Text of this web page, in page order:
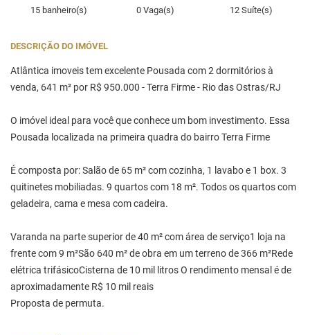
15 banheiro(s) 0 Vaga(s) 12 Suíte(s)
DESCRIÇÃO DO IMÓVEL
Atlântica imoveis tem excelente Pousada com 2 dormitórios à
venda, 641 m² por R$ 950.000 - Terra Firme - Rio das Ostras/RJ
O imóvel ideal para você que conhece um bom investimento. Essa
Pousada localizada na primeira quadra do bairro Terra Firme
É composta por: Salão de 65 m² com cozinha, 1 lavabo e 1 box. 3
quitinetes mobiliadas. 9 quartos com 18 m². Todos os quartos com
geladeira, cama e mesa com cadeira.
Varanda na parte superior de 40 m² com área de serviço1 loja na
frente com 9 m²São 640 m² de obra em um terreno de 366 m²Rede
elétrica trifásicoCisterna de 10 mil litros O rendimento mensal é de
aproximadamente R$ 10 mil reais
Proposta de permuta.